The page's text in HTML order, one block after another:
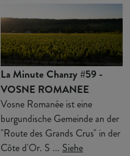
La Minute Chanzy #59 -
VOSNE ROMANEE
Vosne Romanée ist eine
burgundische Gemeinde an der
"Route des Grands Crus" in der
Côte d'Or. S ... Siehe